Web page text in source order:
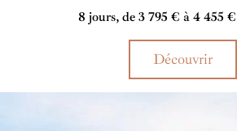
8 jours, de 3 795 € à 4 455
Découvrir